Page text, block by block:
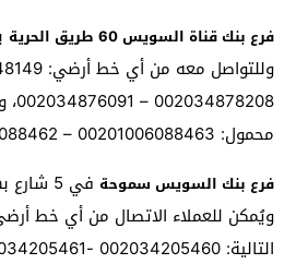
فرع بنك قناة السويس 60 طريق الحرية
وللتواصل
محمول: 00201006088463 – 00201006088462.
فرع بنك السويس سموحة
في 5
ويُمكن للعملاء الاتصال من أي خط